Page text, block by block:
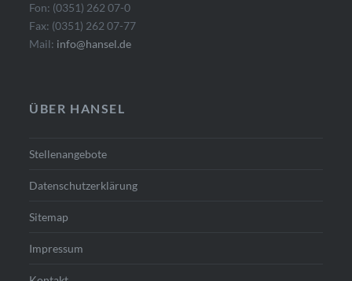
Fon: (0351) 262 07-0
Fax: (0351) 262 07-77
Mail: info@hansel.de
ÜBER HANSEL
Stellenangebote
Datenschutzerklärung
Sitemap
Impressum